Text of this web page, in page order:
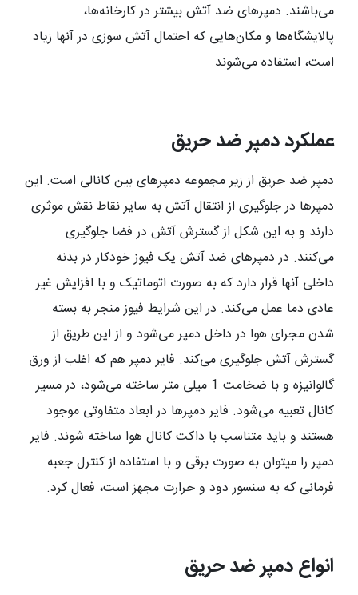
می‌باشند. دمپرهای ضد آتش بیشتر در کارخانه‌ها،
پالایشگاه‌ها و مکان‌هایی که احتمال آتش سوزی در آنها زیاد
است، استفاده می‌شوند.
عملکرد دمپر ضد حریق
دمپر ضد حریق از زیر مجموعه دمپرهای بین کانالی است. این
دمپرها در جلوگیری از انتقال آتش به سایر نقاط نقش موثری
دارند و به این شکل از گسترش آتش در فضا جلوگیری
می‌کنند. در دمپرهای ضد آتش یک فیوز خودکار در بدنه
داخلی آنها قرار دارد که به صورت اتوماتیک و با افزایش غیر
عادی دما عمل می‌کند. در این شرایط فیوز منجر به بسته
شدن مجرای هوا در داخل دمپر می‌شود و از این طریق از
گسترش آتش جلوگیری می‌کند. فایر دمپر هم که اغلب از ورق
گالوانیزه و با ضخامت 1 میلی متر ساخته می‌شود، در مسیر
کانال تعبیه می‌شود. فایر دمپرها در ابعاد متفاوتی موجود
هستند و باید متناسب با داکت کانال هوا ساخته شوند. فایر
دمپر را میتوان به صورت برقی و با استفاده از کنترل جعبه
فرمانی که به سنسور دود و حرارت مجهز است، فعال کرد.
انواع دمپر ضد حریق